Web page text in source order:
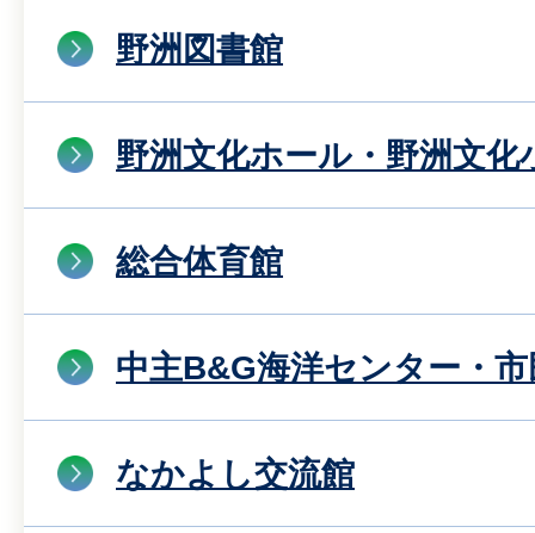
野洲図書館
野洲文化ホール・野洲文化
総合体育館
中主B&G海洋センター・
なかよし交流館